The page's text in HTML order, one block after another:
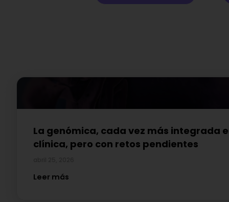
La genómica, cada vez más integrada
clínica, pero con retos pendientes
Leer más